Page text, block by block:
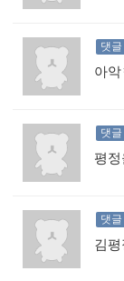
댓글
아
댓글
평
댓글
김